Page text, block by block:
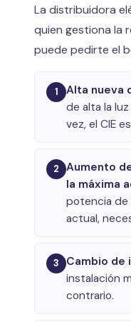
La distribuidora
quien gestiona la
puede pedirte el
1 Alta nueva
de alta la
vez, el CIE
2
Aumento
la máxima
potencia
actual,
3 Cambio de
instalación
contrario.